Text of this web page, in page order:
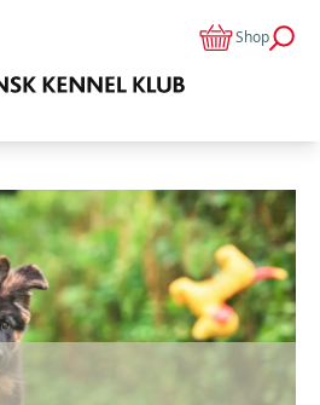
Shop